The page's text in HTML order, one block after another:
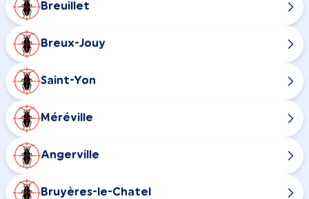
Breuillet
Breux-Jouy
Saint-Yon
Méréville
Angerville
Bruyères-le-Chatel